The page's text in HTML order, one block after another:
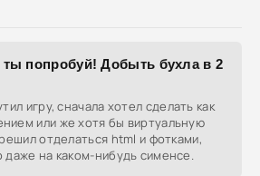
попробуй! Добыть бухла в 2
игру, сначала хотел сделать как
или же хотя бы виртуальную
отделаться html и фотками,
даже на каком-нибудь сименсе.